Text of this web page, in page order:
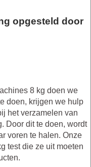
opgesteld door
8 kg doen we
doen, krijgen we hulp
het verzamelen van
Door dit te doen, wordt
voren te halen. Onze
test die ze uit moeten